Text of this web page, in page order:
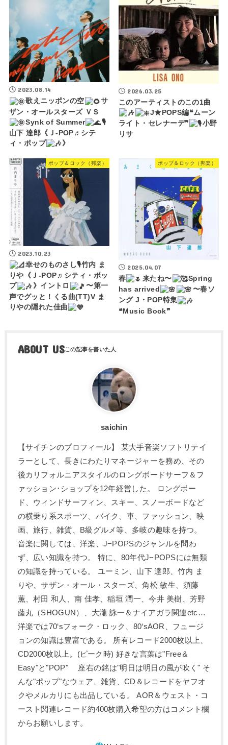
2023.08.14
歌えニッポンの空
サ
ザン・オールスターズ ＶＳ
Synk of Summer
🎙
山下 達郎《Ｊ-POP♬シテ
ィ・ポップ
》
2026.03.25
このアーティストのこの1曲
J★POPS編❝ムーン
ライト・セレナーデ❞
小野
リサ
ポップ＆ロック（邦楽）
2023.10.23
幸せのものさし🎙竹内 ま
りや《Ｊ-POP♬シティ・ポッ
プ
》イントロ
〜第一
声でグッと！くる曲(TT)V ま
りやの隠れた佳曲
ポップ＆ロック（邦楽）
2025.04.07
春
来たね〜
Spring
has arrived
〜春ソ
ング J・POP特集
❝Music Book❞
ABOUT US
saichin
【サイチンのプロフィール】 某大手音楽ソフトリテイ
ラーとして、長きにわたりマネージャーを務め、その
後カリフォルニアスタイルのロングボードサーフ＆フ
ァッション･ショップを12年経営した。 ロングボー
ド、ウィンドサーフィン、スキー、スノーボードなど
の横乗り系スポーツ、バイク、車、ファッション、映
画、旅行、雑貨、B級グルメ等、多岐の趣味を持つ。
音楽に関しては、洋楽、J−POPSのジャンルを問わ
ず、広い知識を持つ。 特に、80年代J−POPSには無類
の知識を持っている。 ユーミン、山下 達郎、竹内 ま
りや、サザン・オール・スターズ、角松 敏生、須藤
薫、村田 和人、南 佳孝、稲垣 潤一、今井 美樹、芳野
藤丸（SHOGUN）、大瀧 詠一＆ナイアガラ関連etc…
洋楽では70‘sフォーク・ロック、80‘sAOR、フュージ
ョンの知識は豊富である。 所有レコード2000枚以上、
CD2000枚以上。(ピーク時) 好きな言葉は"Free＆
Easy"と"POP" 座右の銘は"明日は明日の風が吹く" そ
んな"ポップ"なウェア、雑貨、CD＆レコードをヤフオ
クやメルカリにも出品している。 AOR＆ウェスト・コ
ースト関連レコード約400枚購入希望の方はコメント欄
からお願いします。